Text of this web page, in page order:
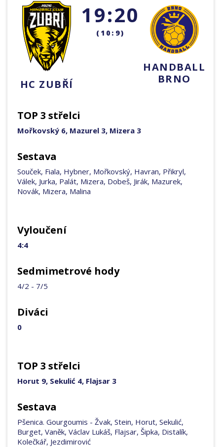
HC ZUBŘÍ
19:20
(10:9)
HANDBALL
BRNO
TOP 3 střelci
Mořkovský 6, Mazurel 3, Mizera 3
Sestava
Souček, Fiala, Hybner, Mořkovský, Havran, Přikryl,
Válek, Jurka, Palát, Mizera, Dobeš, Jirák, Mazurek,
Novák, Mizera, Malina
Vyloučení
4:4
Sedmimetrové hody
4/2 - 7/5
Diváci
0
TOP 3 střelci
Horut 9, Sekulić 4, Flajsar 3
Sestava
Pšenica. Gourgoumis - Žvak, Stein, Horut, Sekulić,
Burget, Vaněk, Václav Lukáš, Flajsar, Šipka, Distalík,
Kolečkář, Jezdimirović